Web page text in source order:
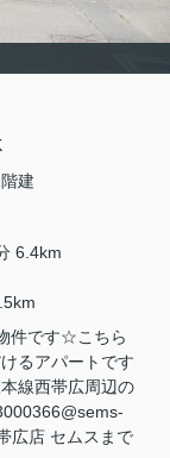
建
6.4km
件です☆こちら
るアパートです
線西帯広周辺の
広店 セムスまで